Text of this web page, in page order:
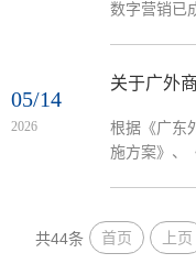
生开设“机
数字营销已
海步伐不断
模式新业态
量需求。广
05/14
2026
根据《广东
施方案》、
习，时间为
准）。现将
共44条 首页 上页